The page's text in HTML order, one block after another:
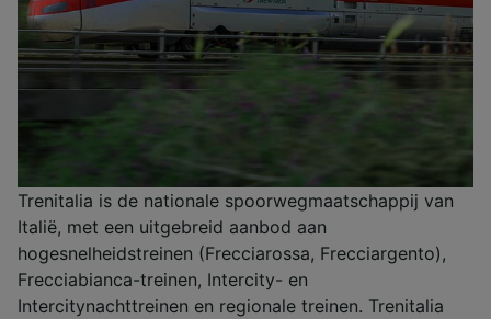
Trenitalia is de nationale spoorwegmaatschappij van
Italië, met een uitgebreid aanbod aan
hogesnelheidstreinen (Frecciarossa, Frecciargento),
Frecciabianca-treinen, Intercity- en
Intercitynachttreinen en regionale treinen. Trenitalia